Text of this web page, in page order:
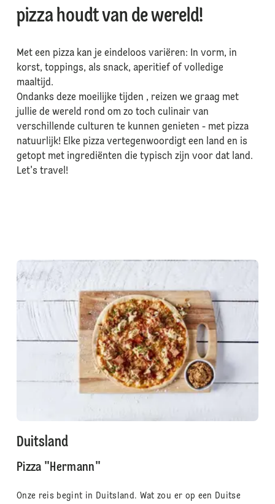
pizza houdt van de wereld!
Met een pizza kan je eindeloos variëren: In vorm, in
korst, toppings, als snack, aperitief of volledige
maaltijd.
Ondanks deze moeilijke tijden , reizen we graag met
jullie de wereld rond om zo toch culinair van
verschillende culturen te kunnen genieten - met pizza
natuurlijk! Elke pizza vertegenwoordigt een land en is
getopt met ingrediënten die typisch zijn voor dat land.
Let's travel!
Duitsland
Pizza "Hermann"
Onze reis begint in Duitsland. Wat zou er op een Duitse